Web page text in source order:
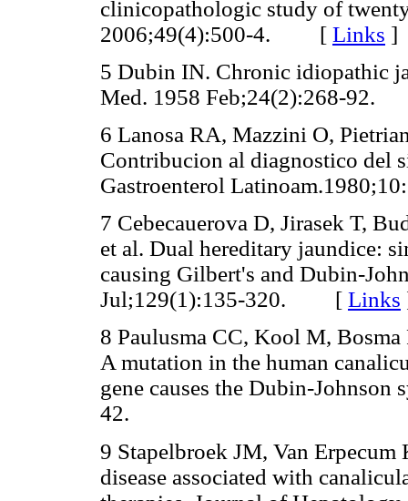
clinicopathologic study of
2006;49(4):500-4. [ Links ]
5 Dubin IN. Chronic idiopathic
Med. 1958 Feb;24(2):268-92.
6 Lanosa RA, Mazzini O,
Contribucion al diagnostico del
Gastroenterol
7 Cebecauerova D, Jirasek T,
et al. Dual hereditary jaundice:
causing Gilbert's and Dubin-
Jul;129(1):135-320. [ Links
8 Paulusma CC, Kool M, Bosma
A mutation in the human
gene causes the Dubin-
42.
9 Stapelbroek JM, Van
disease associated with